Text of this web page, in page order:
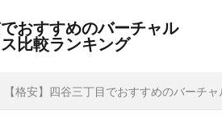
でおすすめのバーチャル
比較ランキング
【格安】四谷三丁目でおすすめのバーチ